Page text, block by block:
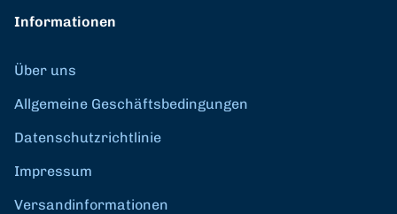
Informationen
Über uns
Allgemeine Geschäftsbedingungen
Datenschutzrichtlinie
Impressum
Versandinformationen